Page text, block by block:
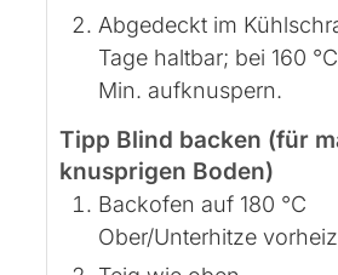
Abgedeckt im
Tage haltbar; bei 160
Min. aufknuspern.
Tipp Blind backen (für
knusprigen Boden)
Backofen auf 180 °C
Ober/Unterhitze